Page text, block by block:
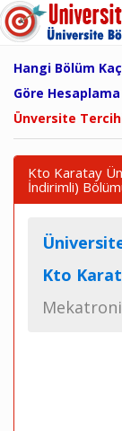
Hangi Bölüm
Göre Hesaplama
Ünversite
Kto Karatay
İndirimli)
Kto